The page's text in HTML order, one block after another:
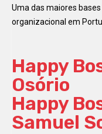
Uma das maiores
organizacional em
Happy
Osório
Happy
Samuel